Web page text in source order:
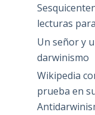
lecturas
Un señor y
darwinismo
Wikipedia
prueba en